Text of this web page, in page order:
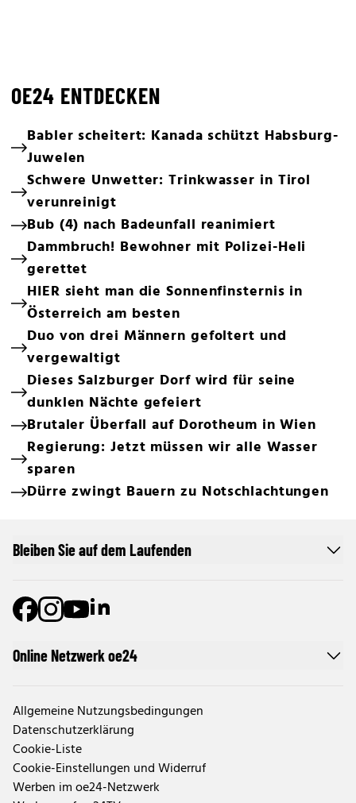
OE24 ENTDECKEN
Babler scheitert: Kanada schützt Habsburg-
Juwelen
Schwere Unwetter: Trinkwasser in Tirol
verunreinigt
Bub (4) nach Badeunfall reanimiert
Dammbruch! Bewohner mit Polizei-Heli
gerettet
HIER sieht man die Sonnenfinsternis in
Österreich am besten
Duo von drei Männern gefoltert und
vergewaltigt
Dieses Salzburger Dorf wird für seine
dunklen Nächte gefeiert
Brutaler Überfall auf Dorotheum in Wien
Regierung: Jetzt müssen wir alle Wasser
sparen
Dürre zwingt Bauern zu Notschlachtungen
Online Netzwerk oe24
Allgemeine Nutzungsbedingungen
Datenschutzerklärung
Cookie-Liste
Cookie-Einstellungen und Widerruf
Werben im oe24-Netzwerk
Bleiben Sie auf dem Laufenden